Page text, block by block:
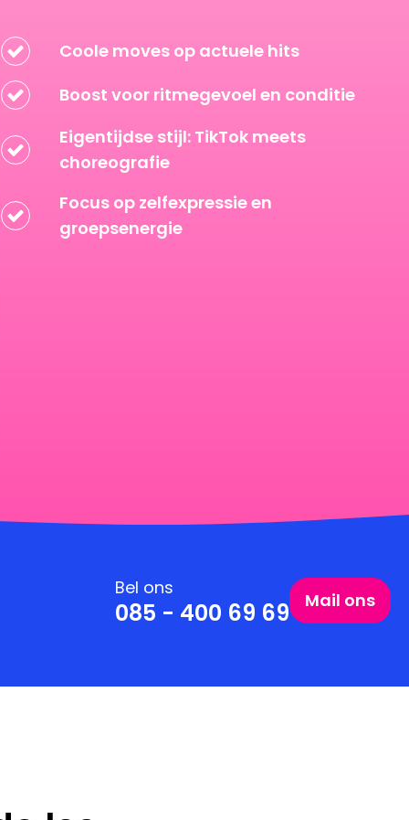
Coole moves op actuele hits
Boost voor ritmegevoel en conditie
Eigentijdse stijl: TikTok meets
choreografie
Focus op zelfexpressie en
groepsenergie
Mail ons
Bel ons
085 - 400 69 69